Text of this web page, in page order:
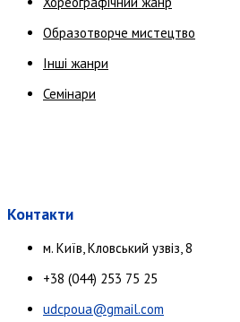
Образотворче мистецтво
Інші жанри
Семінари
Контакти
м. Київ, Кловський узвіз, 8
+38 (044) 253 75 25
udcpoua@gmail.com